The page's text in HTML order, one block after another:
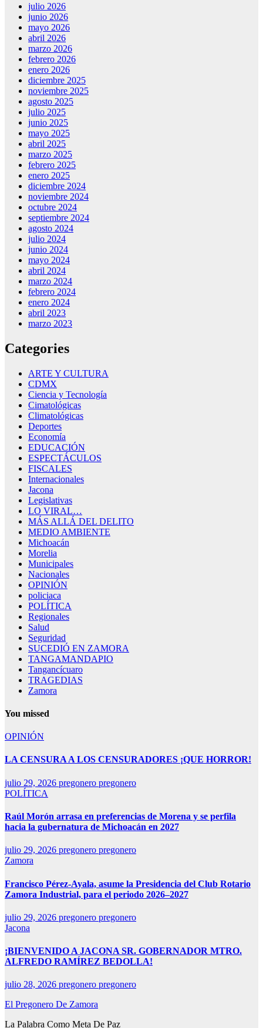
julio 2026
junio 2026
mayo 2026
abril 2026
marzo 2026
febrero 2026
enero 2026
diciembre 2025
noviembre 2025
agosto 2025
julio 2025
junio 2025
mayo 2025
abril 2025
marzo 2025
febrero 2025
enero 2025
diciembre 2024
noviembre 2024
octubre 2024
septiembre 2024
agosto 2024
julio 2024
junio 2024
mayo 2024
abril 2024
marzo 2024
febrero 2024
enero 2024
abril 2023
marzo 2023
Categories
ARTE Y CULTURA
CDMX
Ciencia y Tecnología
Cimatológicas
Climatológicas
Deportes
Economía
EDUCACIÓN
ESPECTÁCULOS
FISCALES
Internacionales
Jacona
Legislativas
LO VIRAL…
MÁS ALLÁ DEL DELITO
MEDIO AMBIENTE
Michoacán
Morelia
Municipales
Nacionales
OPINIÓN
policiaca
POLÍTICA
Regionales
Salud
Seguridad
SUCEDIÓ EN ZAMORA
TANGAMANDAPIO
Tangancícuaro
TRAGEDIAS
Zamora
You missed
OPINIÓN
LA CENSURA A LOS CENSURADORES ¡QUE HORROR!
julio 29, 2026 pregonero pregonero
POLÍTICA
Raúl Morón arrasa en preferencias de Morena y se perfila
hacia la gubernatura de Michoacán en 2027
julio 29, 2026 pregonero pregonero
Zamora
Francisco Pérez-Ayala, asume la Presidencia del Club Rotario
Zamora Industrial, para el periodo 2026–2027
julio 29, 2026 pregonero pregonero
Jacona
¡BIENVENIDO A JACONA SR. GOBERNADOR MTRO.
ALFREDO RAMÍREZ BEDOLLA!
julio 28, 2026 pregonero pregonero
El Pregonero De Zamora
La Palabra Como Meta De Paz